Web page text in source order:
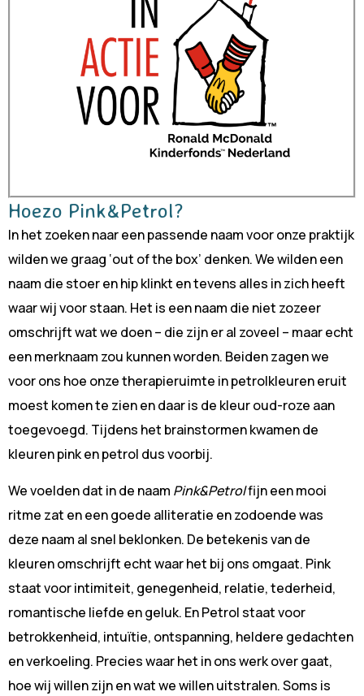
Hoezo Pink&Petrol?
In het zoeken naar een passende naam voor onze praktijk
wilden we graag ‘out of the box’ denken. We wilden een
naam die stoer en hip klinkt en tevens alles in zich heeft
waar wij voor staan. Het is een naam die niet zozeer
omschrijft wat we doen – die zijn er al zoveel – maar echt
een merknaam zou kunnen worden. Beiden zagen we
voor ons hoe onze therapieruimte in petrolkleuren eruit
moest komen te zien en daar is de kleur oud-roze aan
toegevoegd. Tijdens het brainstormen kwamen de
kleuren pink en petrol dus voorbij.
We voelden dat in de naam Pink&Petrolfijn een mooi
ritme zat en een goede alliteratie en zodoende was
deze naam al snel beklonken. De betekenis van de
kleuren omschrijft echt waar het bij ons omgaat. Pink
staat voor intimiteit, genegenheid, relatie, tederheid,
romantische liefde en geluk. En Petrol staat voor
betrokkenheid, intuïtie, ontspanning, heldere gedachten
en verkoeling. Precies waar het in ons werk over gaat,
hoe wij willen zijn en wat we willen uitstralen. Soms is